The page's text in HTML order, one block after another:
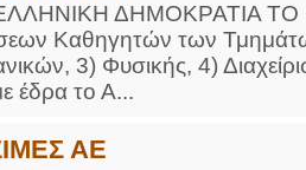
ΔΗΜΟΚΡΑΤΙΑ
Καθηγητών των
3) Φυσικής, 4)
έδρα το Α...
ΑΕ